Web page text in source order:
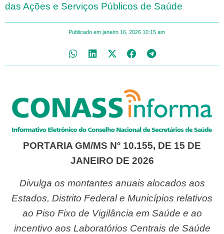
das Ações e Serviços Públicos de Saúde
Publicado em janeiro 16, 2026 10:15 am
PORTARIA GM/MS Nº 10.155, DE 15 DE
JANEIRO DE 2026
Divulga os montantes anuais alocados aos
Estados, Distrito Federal e Municípios relativos
ao Piso Fixo de Vigilância em Saúde e ao
incentivo aos Laboratórios Centrais de Saúde